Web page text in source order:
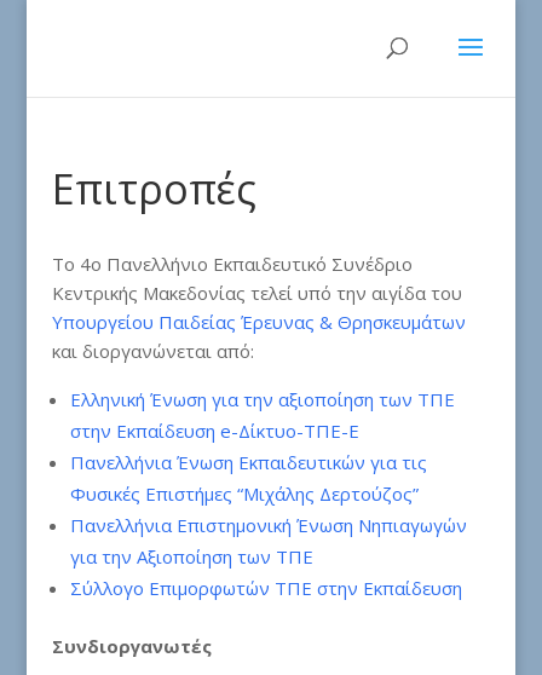
Επιτροπές
Το 4ο Πανελλήνιο Εκπαιδευτικό Συνέδριο
Κεντρικής Μακεδονίας τελεί υπό την αιγίδα του
Υπουργείου Παιδείας Έρευνας & Θρησκευμάτων
και διοργανώνεται από:
Ελληνική Ένωση για την αξιοποίηση των ΤΠΕ
στην Εκπαίδευση e-Δίκτυο-ΤΠΕ-Ε
Πανελλήνια Ένωση Εκπαιδευτικών για τις
Φυσικές Επιστήμες “Μιχάλης Δερτούζος”
Πανελλήνια Επιστημονική Ένωση Νηπιαγωγών
για την Αξιοποίηση των ΤΠΕ
Σύλλογο Επιμορφωτών ΤΠΕ στην Εκπαίδευση
Συνδιοργανωτές